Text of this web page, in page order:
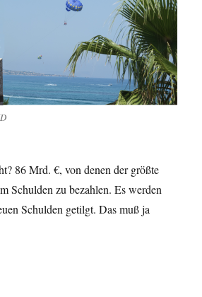
86 Mrd. €, von denen der größte
Schulden zu bezahlen. Es werden
Schulden getilgt. Das muß ja